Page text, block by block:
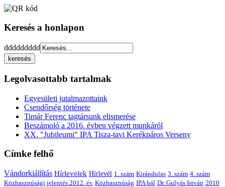
Keresés a honlapon
ddddddddd
Legolvasottabb tartalmak
Egyesületi jutalmazottaink
Csendőrség története
Timár Ferenc tagtársunk elismerése
Beszámoló a 2016. évben végzett munkáról
XX. "Jubileumi" IPA Tisza-tavi Kerékpáros Verseny
Címke felhő
Vándorkiállítás Hírlevelek Hírlevél 1. szám Kirándulas 3. szám 4. szám
Közhasznúsági jelentés 2012. év Közhasznúság IPA bál Dr. Gulyás István 2010